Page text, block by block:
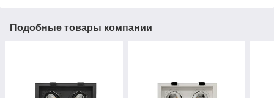
Подобные товары компании